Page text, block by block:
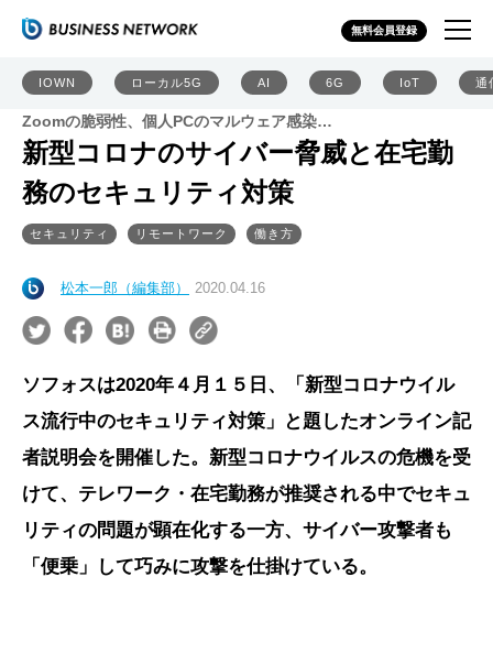
無料会員登録
IOWN ローカル5G AI 6G IoT 通
Zoomの脆弱性、個人PCのマルウェア感染…
新型コロナのサイバー脅威と在宅勤
務のセキュリティ対策
セキュリティ リモートワーク 働き方
松本一郎（編集部） 2020.04.16
ソフォスは2020年４月１５日、「新型コロナウイル
ス流行中のセキュリティ対策」と題したオンライン記
者説明会を開催した。新型コロナウイルスの危機を受
けて、テレワーク・在宅勤務が推奨される中でセキュ
リティの問題が顕在化する一方、サイバー攻撃者も
「便乗」して巧みに攻撃を仕掛けている。